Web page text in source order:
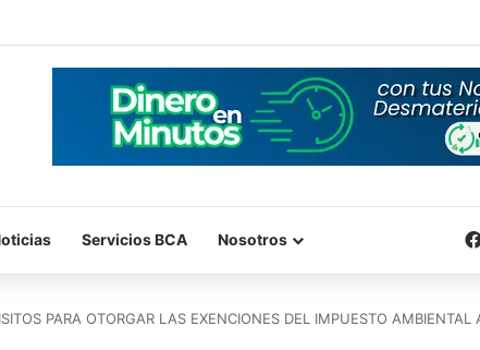
Servicios BCA Nosotros
PARA OTORGAR LAS EXENCIONES DEL IMPUESTO